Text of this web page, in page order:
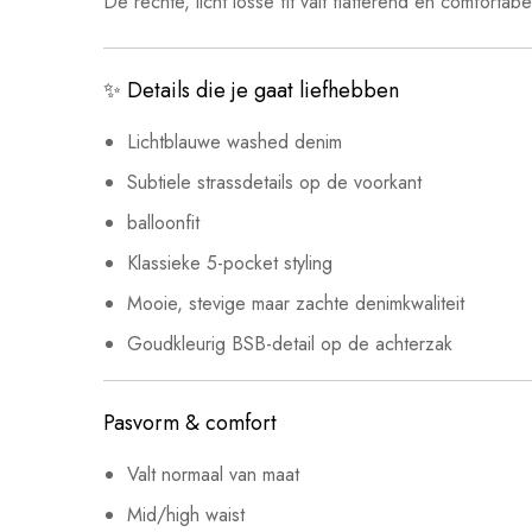
✨ Details die je gaat liefhebben
Lichtblauwe washed denim
Subtiele strassdetails op de voorkant
balloonfit
Klassieke 5-pocket styling
Mooie, stevige maar zachte denimkwaliteit
Goudkleurig BSB-detail op de achterzak
Pasvorm & comfort
Valt normaal van maat
Mid/high waist